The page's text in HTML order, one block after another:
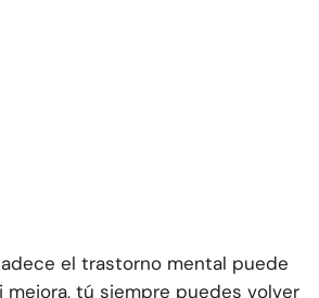
el trastorno mental puede
mejora, tú siempre puedes volver